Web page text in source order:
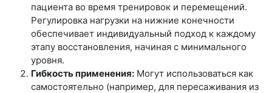
пациента во время тренировок и перемещений.
Регулировка нагрузки на нижние конечности
обеспечивает индивидуальный подход к каждому
этапу восстановления, начиная с минимального
уровня.
Гибкость применения: Могут использоваться как
самостоятельно (например, для пересаживания из